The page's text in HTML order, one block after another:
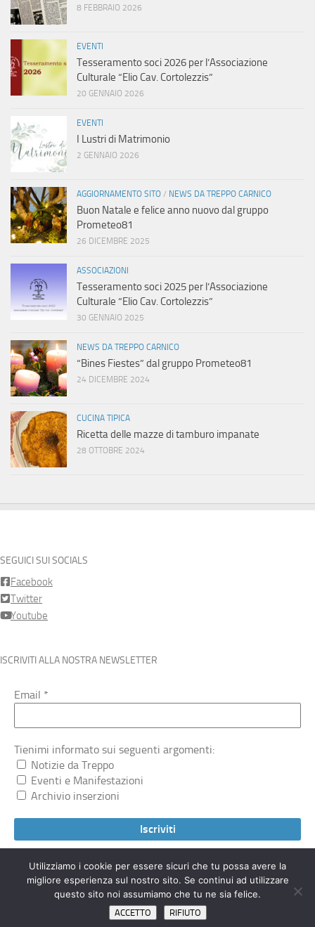
8 FEBBRAIO 2026
EVENTI
Tesseramento soci 2026 per l’Associazione
Culturale “Elio Cav. Cortolezzis”
20 GENNAIO 2026
EVENTI
I Lustri di Matrimonio
2 GENNAIO 2026
AGGIORNAMENTO SITO / NEWS DA TREPPO CARNICO
Buon Natale e felice anno nuovo dal gruppo
Prometeo81
26 DICEMBRE 2025
ASSOCIAZIONI
Tesseramento soci 2025 per l’Associazione
Culturale “Elio Cav. Cortolezzis”
30 GENNAIO 2025
NEWS DA TREPPO CARNICO
“Bines Fiestes” dal gruppo Prometeo81
24 DICEMBRE 2024
CUCINA TIPICA
Ricetta delle mazze di tamburo impanate
28 OTTOBRE 2024
SEGUICI SUI SOCIALS
Facebook
Twitter
Youtube
ISCRIVITI ALLA NOSTRA NEWSLETTER
Email *
Tienimi informato sui seguenti argomenti:
Notizie da Treppo
Eventi e Manifestazioni
Archivio inserzioni
Treppocarnico.org © 2026. Tutti i diritti riservati.
Utilizziamo i cookie per essere sicuri che tu possa avere la
migliore esperienza sul nostro sito. Se continui ad utilizzare
questo sito noi assumiamo che tu ne sia felice.
ACCETTO RIFIUTO